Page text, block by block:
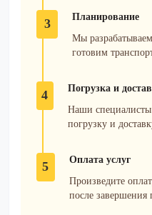
3
Планирование
Мы
готовим
4
Погрузка и
Наши
погрузку и
5
Оплата услуг
Произведите
после завершения